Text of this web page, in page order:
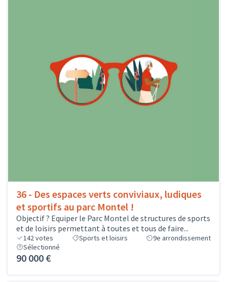
36 - Des espaces verts conviviaux, ludiques
et sportifs au parc Montel !
Objectif ? Equiper le Parc Montel de structures de sports
et de loisirs permettant à toutes et tous de faire...
142votes Sports et loisirs
9e arrondissement
Sélectionné
90 000 €